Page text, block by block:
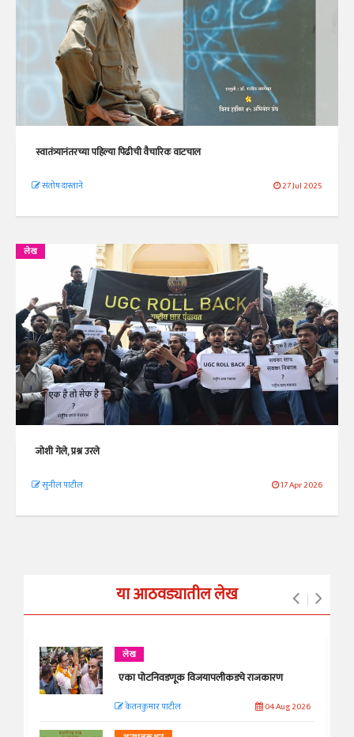
स्वातंत्र्यानंतरच्या पहिल्या पिढीची वैचारिक वाटचाल
संतोष दास्ताने 27 Jul 2025
लेख
जोशी गेले, प्रश्न उरले
सुनील पाटील 17 Apr 2026
या आठवड्यातील लेख
लेख
एका पोटनिवडणूक विजयापलीकडचे राजकारण
केतनकुमार पाटील 04 Aug 2026